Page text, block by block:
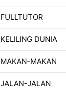
FULLTUTOR
KELILING DUNIA
MAKAN-MAKAN
JALAN-JALAN